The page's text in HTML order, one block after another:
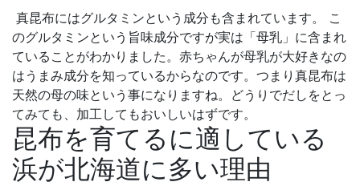
真昆布にはグルタミンという成分も含まれています。 こ
のグルタミンという旨味成分ですが実は「母乳」に含まれ
ていることがわかりました。赤ちゃんが母乳が大好きなの
はうまみ成分を知っているからなのです。つまり真昆布は
天然の母の味という事になりますね。どうりでだしをとっ
てみても、加工してもおいしいはずです。
昆布を育てるに適している
浜が北海道に多い理由